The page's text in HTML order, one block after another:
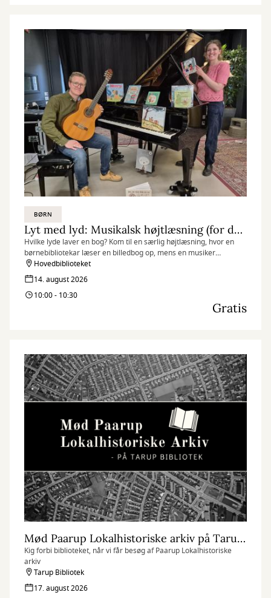
BØRN
Lyt med lyd: Musikalsk højtlæsning (for de 3-6-årige)
Hvilke lyde laver en bog? Kom til en særlig højtlæsning, hvor en
børnebibliotekar læser en billedbog op, mens en musiker
improviserer musik til oplæsningen.
Hovedbiblioteket
14. august 2026
10:00 - 10:30
Gratis
Mød Paarup Lokalhistoriske arkiv på Tarup Bibliotek
Kig forbi biblioteket, når vi får besøg af Paarup Lokalhistoriske
arkiv
Tarup Bibliotek
17. august 2026